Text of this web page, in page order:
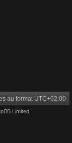
au format UTC+02:00
Limited